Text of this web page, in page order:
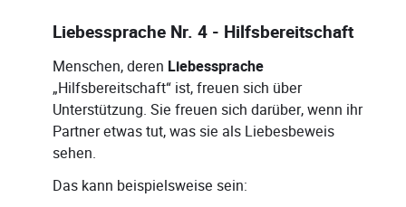
Liebessprache Nr. 4 - Hilfsbereitschaft
Menschen, deren Liebessprache
„Hilfsbereitschaft“ ist, freuen sich über
Unterstützung. Sie freuen sich darüber, wenn ihr
Partner etwas tut, was sie als Liebesbeweis
sehen.
Das kann beispielsweise sein: